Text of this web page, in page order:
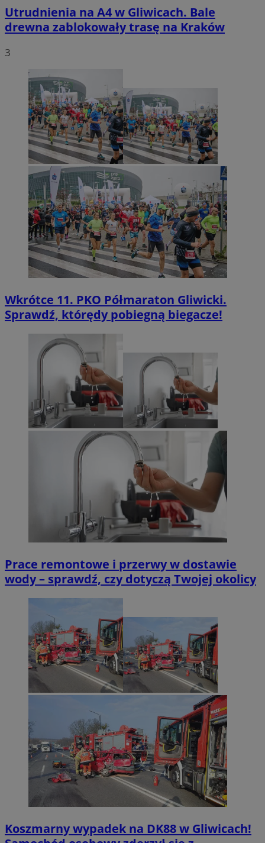
Utrudnienia na A4 w Gliwicach. Bale
drewna zablokowały trasę na Kraków
3
Wkrótce 11. PKO Półmaraton Gliwicki.
Sprawdź, którędy pobiegną biegacze!
Prace remontowe i przerwy w dostawie
wody – sprawdź, czy dotyczą Twojej okolicy
Koszmarny wypadek na DK88 w Gliwicach!